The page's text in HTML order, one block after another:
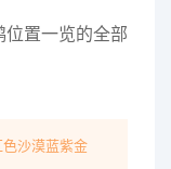
置一览的全部
沙漠蓝紫金